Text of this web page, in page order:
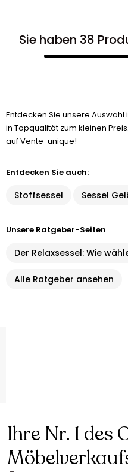
Sie haben 38
Entdecken Sie unsere
in Topqualität zum kleinen
auf Vente-unique!
Entdecken Sie auch:
Stoffsessel Sessel
Unsere Ratgeber-Seiten
Der Relaxsessel: Wie
Alle Ratgeber ansehen
Ihre Nr. 1 des